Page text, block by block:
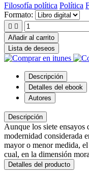
Filosofía política Política
Formato:
 
Añadir al carrito
Lista de deseos
Descripción
Detalles del ebook
Autores
Descripción
Aunque los siete
modernidad considerada
mayor o menor medida,
cual, en la dimensión
Detalles del producto